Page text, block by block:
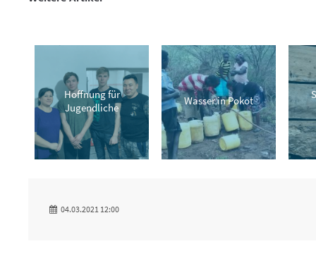
Hoffnung für
Jugendliche
Wasser in Pokot
04.03.2021 12:00